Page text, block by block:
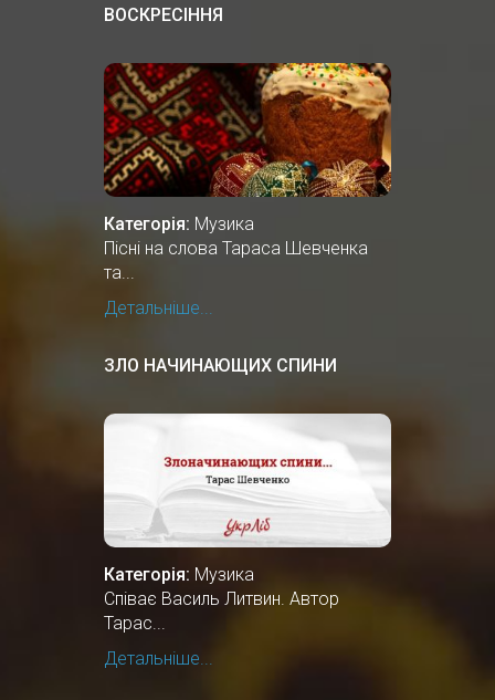
ВОСКРЕСІННЯ
Категорія: Музика
Пісні на слова Тараса Шевченка
та...
Детальніше...
ЗЛО НАЧИНАЮЩИХ СПИНИ
Категорія: Музика
Співає Василь Литвин. Автор
Тарас...
Детальніше...